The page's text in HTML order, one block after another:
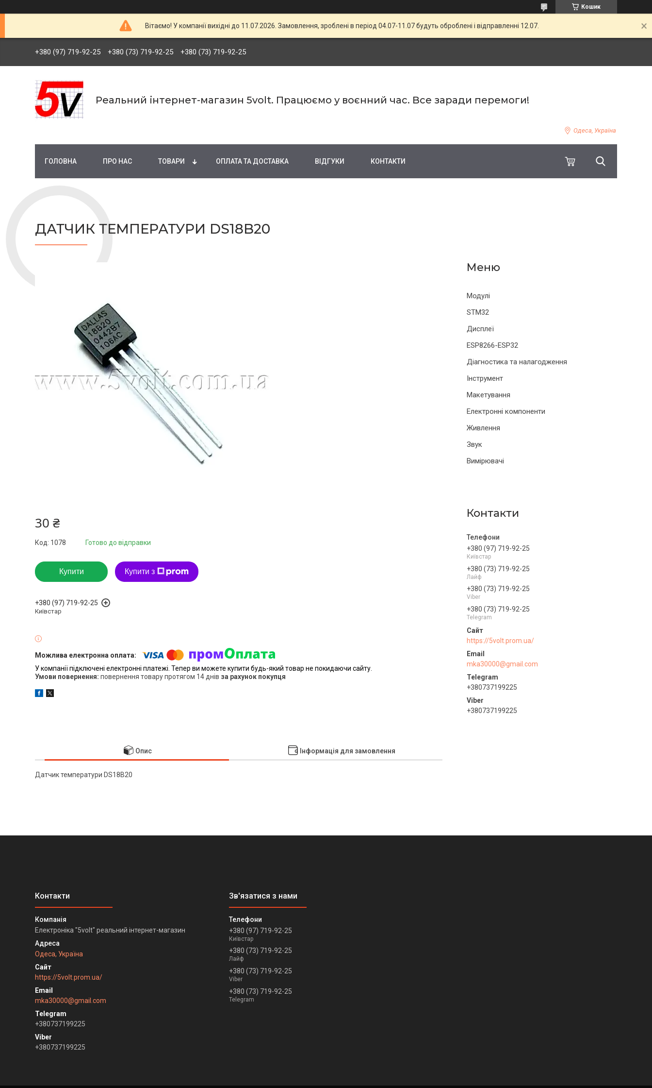
Кошик
Вітаємо! У компанії вихідні до 11.07.2026. Замовлення, зроблені в період 04.07-11.07 будуть оброблені і відправленні 12.07.
+380 (97) 719-92-25 +380 (73) 719-92-25 +380 (73) 719-92-25
Реальний інтернет-магазин 5volt. Працюємо у воєнний час. Все заради перемоги!
Одеса, Україна
ГОЛОВНА ПРО НАС ТОВАРИ ОПЛАТА ТА ДОСТАВКА ВІДГУКИ КОНТАКТИ
ДАТЧИК ТЕМПЕРАТУРИ DS18B20
Модулі
STM32
Дисплеї
ESP8266-ESP32
Діагностика та налагодження
Інструмент
Макетування
Електронні компоненти
Живлення
Звук
Вимірювачі
Контакти
+380 (97) 719-92-25
Київстар
+380 (73) 719-92-25
Лайф
+380 (73) 719-92-25
Viber
+380 (73) 719-92-25
Telegram
https://5volt.prom.ua/
mka30000@gmail.com
+380737199225
+380737199225
30 ₴
Готово до відправки
Код: 1078
Купити Купити з
+380 (97) 719-92-25
Київстар
У компанії підключені електронні платежі. Тепер ви можете купити будь-який товар не покидаючи сайту.
повернення товару протягом 14 днів за рахунок покупця
Опис Інформація для замовлення
Датчик температури DS18B20
Електроніка "5volt" реальний інтернет-магазин
Одеса, Україна
https://5volt.prom.ua/
mka30000@gmail.com
+380737199225
+380737199225
+380 (97) 719-92-25
Київстар
+380 (73) 719-92-25
Лайф
+380 (73) 719-92-25
Viber
+380 (73) 719-92-25
Telegram